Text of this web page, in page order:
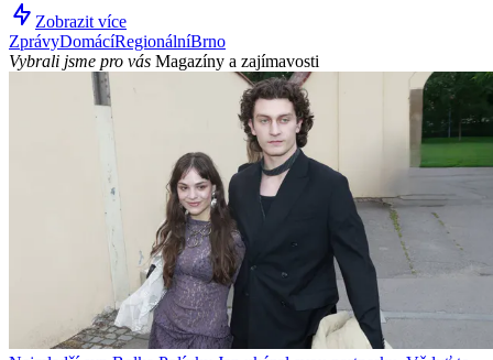
Zobrazit více
ZprávyDomácíRegionálníBrno
Vybrali jsme pro vás Magazíny a zajímavosti